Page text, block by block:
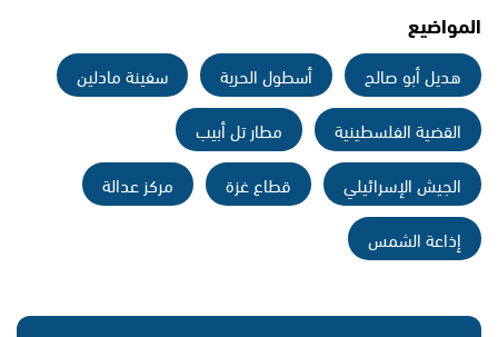
المواضيع
هديل أبو صالح أسطول الحرية
سفينة مادلين
القضية الفلسطينية
مطار تل أبيب
الجيش الإسرائيلي
قطاع غزة
مركز عدالة
إذاعة الشمس